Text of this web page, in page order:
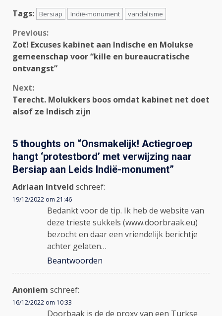
Tags:
Bersiap Indië-monument vandalisme
Continue
Reading
Previous:
Zot! Excuses kabinet aan Indische en Molukse
gemeenschap voor “kille en bureaucratische
ontvangst”
Next:
Terecht. Molukkers boos omdat kabinet net doet
alsof ze Indisch zijn
5 thoughts on “Onsmakelijk! Actiegroep
hangt ‘protestbord’ met verwijzing naar
Bersiap aan Leids Indië-monument”
Adriaan Intveld schreef:
19/12/2022 om 21:46
Bedankt voor de tip. Ik heb de website van
deze trieste sukkels (www.doorbraak.eu)
bezocht en daar een vriendelijk berichtje
achter gelaten…
Beantwoorden
Anoniem schreef:
16/12/2022 om 10:33
Doorbaak is de de proxy van een Turkse